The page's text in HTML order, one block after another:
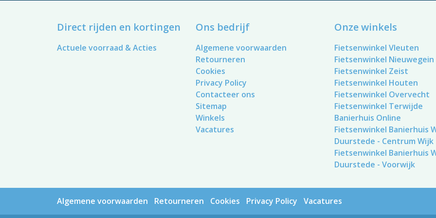
Direct rijden en kortingen
Actuele voorraad & Acties
Ons bedrijf
Algemene voorwaarden
Retourneren
Cookies
Privacy Policy
Contacteer ons
Sitemap
Winkels
Vacatures
Onze winkels
Fietsenwinkel Vleuten
Fietsenwinkel Nieuwegein
Fietsenwinkel Zeist
Fietsenwinkel Houten
Fietsenwinkel Overvecht
Fietsenwinkel Terwijde
Banierhuis Online
Fietsenwinkel Banierhuis
Duurstede - Centrum Wijk
Fietsenwinkel Banierhuis
Duurstede - Voorwijk
Algemene voorwaarden Retourneren Cookies Privacy Policy Vacatures